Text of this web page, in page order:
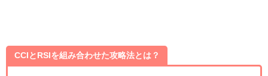
CCIとRSIを組み合わせた攻略法とは？